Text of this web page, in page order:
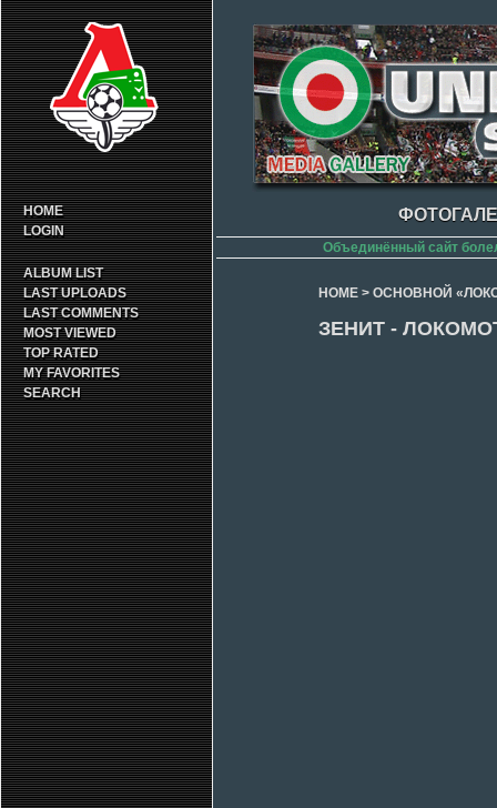
HOME
LOGIN
ALBUM LIST
LAST UPLOADS
LAST COMMENTS
MOST VIEWED
TOP RATED
MY FAVORITES
SEARCH
Объединённый сайт
HOME> ОСНОВНОЙ
ЗЕНИТ -